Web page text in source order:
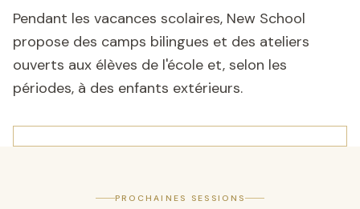
Pendant les vacances scolaires, New School
propose des camps bilingues et des ateliers
ouverts aux élèves de l'école et, selon les
périodes, à des enfants extérieurs.
PROCHAINES SESSIONS